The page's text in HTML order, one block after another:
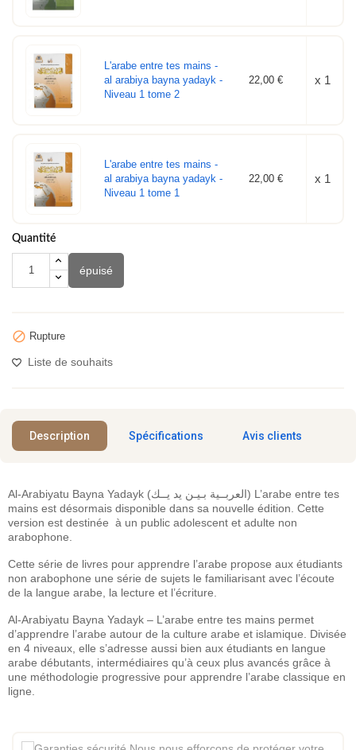
L'arabe entre tes mains -
al arabiya bayna yadayk -
Niveau 1 tome 2
22,00 € x 1
L'arabe entre tes mains -
al arabiya bayna yadayk -
Niveau 1 tome 1
22,00 € x 1
Quantité
épuisé
 Rupture
Liste de souhaits
Description Spécifications Avis clients
Al-Arabiyatu Bayna Yadayk (العربــية بـيـن يد يــك) L’arabe entre tes
mains est désormais disponible dans sa nouvelle édition. Cette
version est destinée à un public adolescent et adulte non
arabophone.
Cette série de livres pour apprendre l’arabe propose aux étudiants
non arabophone une série de sujets le familiarisant avec l’écoute
de la langue arabe, la lecture et l’écriture.
Al-Arabiyatu Bayna Yadayk – L’arabe entre tes mains permet
d’apprendre l’arabe autour de la culture arabe et islamique. Divisée
en 4 niveaux, elle s’adresse aussi bien aux étudiants en langue
arabe débutants, intermédiaires qu’à ceux plus avancés grâce à
une méthodologie progressive pour apprendre l’arabe classique en
ligne.